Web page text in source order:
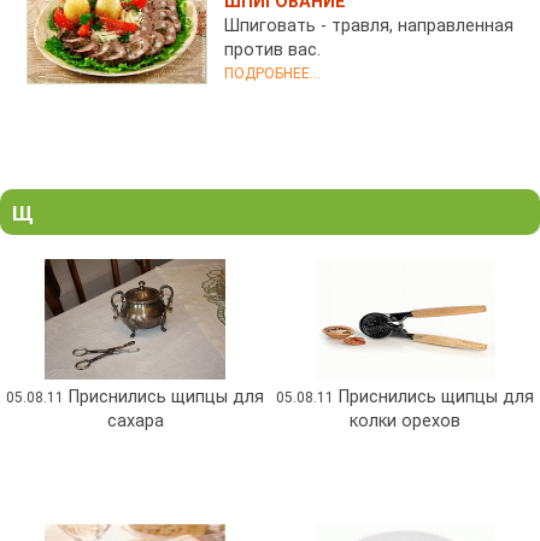
Шпиговать - травля, направленная
против вас.
ПОДРОБНЕЕ...
Щ
05.08.11
Приснились щипцы для
сахара
05.08.11
Приснились щипцы для
колки орехов